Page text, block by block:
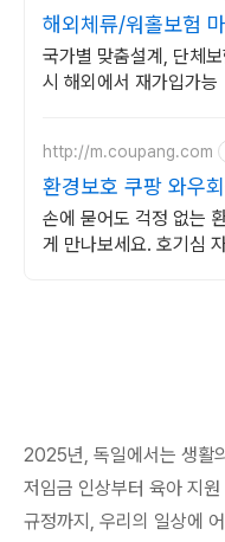
해외체류/워홀보험
국가별 맞춤설계, 단체보험료적용, 국영문
시 해외에서 재가입가능
http://m.coupang.com
환경보호 쿠팡 와우
손에 묻어도 걱정 없는
게 만나보세요. 호기심
2025년, 독일에서는 생활
저임금 인상부터 육아 지
규정까지, 우리의 일상에